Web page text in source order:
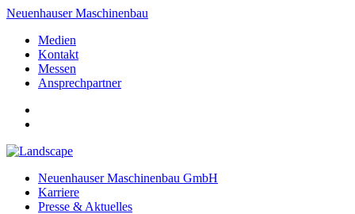
Neuenhauser Maschinenbau
Medien
Kontakt
Messen
Ansprechpartner
Neuenhauser Maschinenbau GmbH
Karriere
Presse & Aktuelles